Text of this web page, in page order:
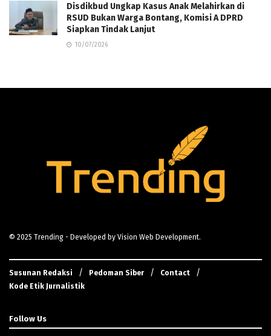
Disdikbud Ungkap Kasus Anak Melahirkan di
RSUD Bukan Warga Bontang, Komisi A DPRD
Siapkan Tindak Lanjut
10/07/2026
© 2025 Trending - Developed by Vision Web Development.
Susunan Redaksi Pedoman Siber
Contact
Kode Etik Jurnalistik
Follow Us